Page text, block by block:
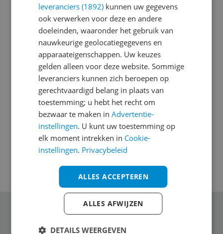
Wachtwoord herhalen
Ik ga akkoord met deAlgemene Voorwaarden
en hetprivacy statementvan Reshift
Ik ontvang graag interessante acties en
aanbiedingen van Kieskeurig.nl en
Digitalvia e-mail
Aanmelden
Schrijf je in voor onze nieuwsbrief
leveranciers (1892) kunnen uw gegevens
ook verwerken voor deze en andere
doeleinden, waaronder het gebruik van
nauwkeurige geolocatiegegevens en
apparaateigenschappen. Uw keuzes
gelden alleen voor deze website. Sommige
leveranciers kunnen zich beroepen op
gerechtvaardigd belang in plaats van
toestemming; u hebt het recht om
bezwaar te maken inAdvertentie-
instellingen. U kunt uw toestemming op
elk moment intrekken in Cookie-
instellingen. Privacybeleid
ALLES ACCEPTEREN
ALLES AFWIJZEN
DETAILS WEERGEVEN